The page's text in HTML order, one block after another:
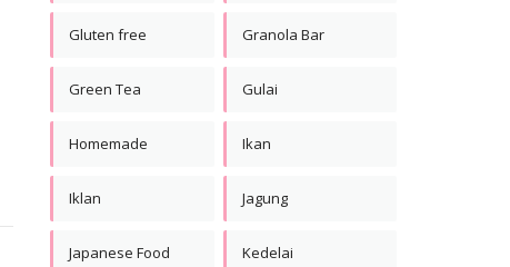
Gluten free Granola Bar
Green Tea Gulai
Homemade Ikan
Iklan Jagung
Japanese Food Kedelai